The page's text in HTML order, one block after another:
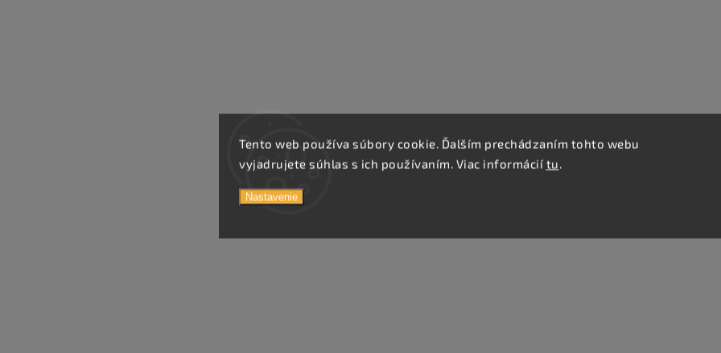
Tento web používa súbory cookie. Ďalším prechádzaním tohto webu
vyjadrujete súhlas s ich používaním. Viac informácií tu.
Nastavenie